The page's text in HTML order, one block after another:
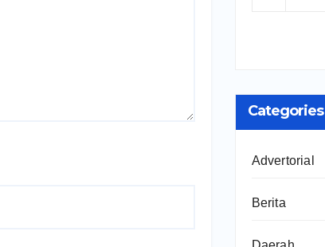
Categories
Advertorial
Berita